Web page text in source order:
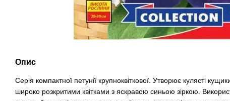
Опис
Серія компактної петунії крупноквіткової. Утворює кулясті
широко розкритими квітками з яскравою синьою зіркою.